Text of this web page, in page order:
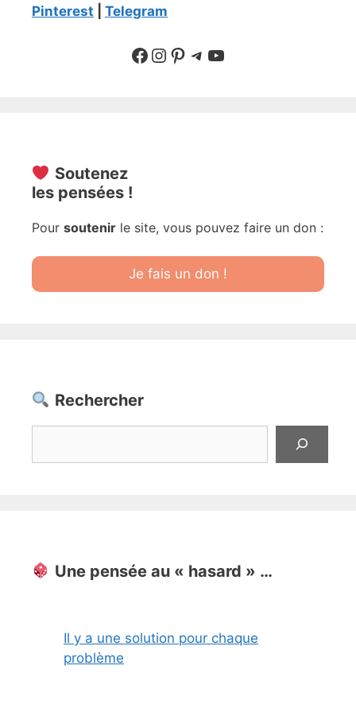
Pinterest
Telegram
Suivre sur Facebook
Suivre sur Instagram
Pinterest
Sur Telegram
YouTube
Soutenez
les pensées !
Pour soutenir le site, vous pouvez faire un don :
Je fais un don !
Rechercher
Une pensée au « hasard » …
Il y a une solution pour chaque
problème